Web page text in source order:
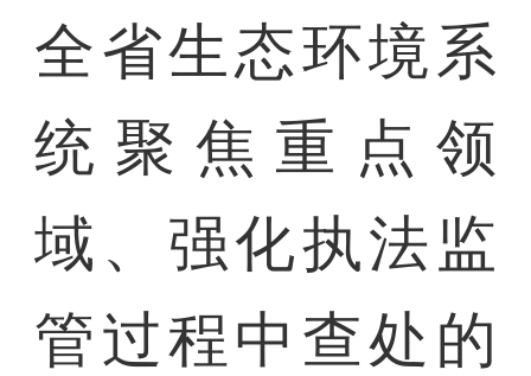
全省生态环境系
统聚焦重点领
域、强化执法监
管过程中查处的